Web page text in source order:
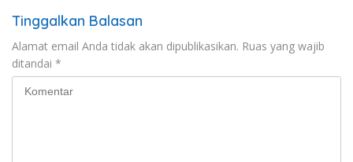
Tinggalkan Balasan
Alamat email Anda tidak akan dipublikasikan. Ruas yang wajib
ditandai *